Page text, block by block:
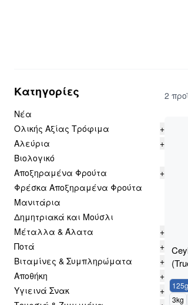
Κατηγορίες
Νέα
Ολικής Αξίας Τρόφιμα
+
Αλεύρια
+
Βιολογικό
Αποξηραμένα Φρούτα
+
Φρέσκα Αποξηραμένα Φρούτα
Μανιτάρια
Δημητριακά και Μούσλι
Μέταλλα & Άλατα
+
Ποτά
+
Βιταμίνες & Συμπληρώματα
+
Αποθήκη
+
Υγιεινά Σνακ
+
2
125g
3kg